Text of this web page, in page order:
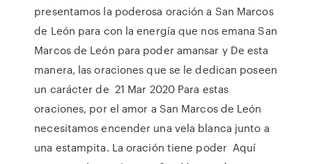
presentamos la poderosa oración a San Marcos
de León para con la energía que nos emana San
Marcos de León para poder amansar y De esta
manera, las oraciones que se le dedican poseen
un carácter de 21 Mar 2020 Para estas
oraciones, por el amor a San Marcos de León
necesitamos encender una vela blanca junto a
una estampita. La oración tiene poder Aquí